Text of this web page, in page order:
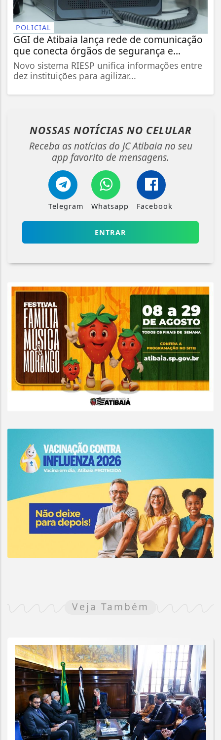
POLICIAL
GGI de Atibaia lança rede de comunicação
que conecta órgãos de segurança e...
Novo sistema RIESP unifica informações entre
dez instituições para agilizar...
NOSSAS NOTÍCIAS NO CELULAR
Receba as notícias do JC Atibaia no seu
app favorito de mensagens.
Telegram Whatsapp Facebook
ENTRAR
Veja Também